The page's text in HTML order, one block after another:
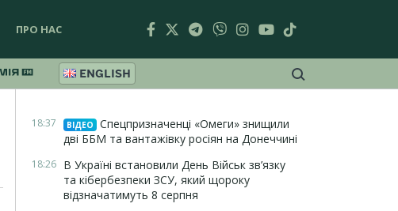
ПРО НАС
ENGLISH
18:37 ВІДЕО
Спецпризначенці «Омеги» знищили
дві ББМ та вантажівку росіян на Донеччині
18:26 В Україні встановили День Військ зв’язку
та кібербезпеки ЗСУ, який щороку
відзначатимуть 8 серпня